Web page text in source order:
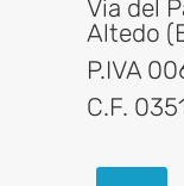
Via del
Altedo
P.IVA
C.F.